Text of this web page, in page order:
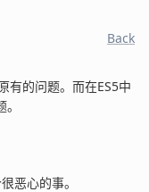
Back
有的问题。而在ES5中
恶心的事。